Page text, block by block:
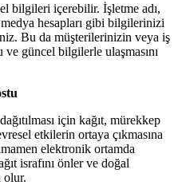
bilgileri içerebilir. İşletme adı,
hesapları gibi bilgilerinizi
Bu da müşterilerinizin veya iş
ve güncel bilgilerle ulaşmasını
için kağıt, mürekkep
etkilerin ortaya çıkmasına
elektronik ortamda
israfını önler ve doğal
olur.